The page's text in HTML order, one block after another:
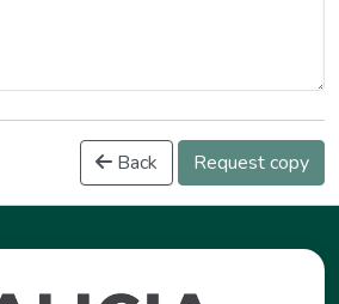
Back Request copy